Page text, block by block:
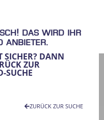
Das wird ihr
Anbieter.
SICHER? DANN
ZUR
SUCHE
ZURÜCK ZUR SUCHE